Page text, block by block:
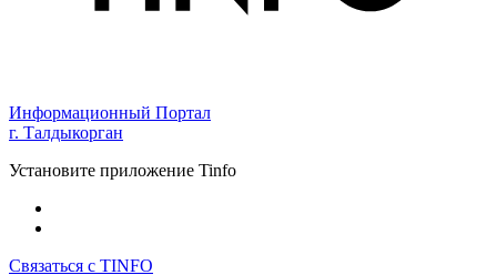
Информационный Портал
г. Талдыкорган
Установите приложение Tinfo
Связаться с TINFO